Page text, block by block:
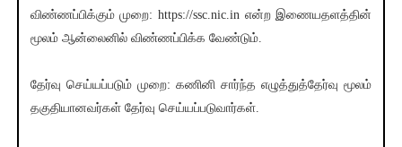
விண்ணப்பிக்கும் முறை: https://ssc.nic.in என்ற இணையதளத்தின்
மூலம் ஆன்லைனில் விண்ணப்பிக்க வேண்டும்.
தேர்வு செய்யப்படும் முறை: கணினி சார்ந்த எழுத்துத்தேர்வு மூலம்
தகுதியானவர்கள் தேர்வு செய்யப்படுவார்கள்.